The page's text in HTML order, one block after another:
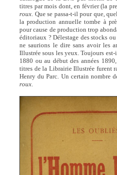
titres par mois dont, en février (la
roux. Que se passa-t-il pour que,
la production annuelle tombe à
pour cause de production trop
éditoriaux ? Délestage des stocks
ne saurions le dire sans avoir les
Illustrée sous les yeux. Toujours
1880 ou au début des années
titres de la Librairie Illustrée furent
Henry du Parc. Un certain nombre
roux.